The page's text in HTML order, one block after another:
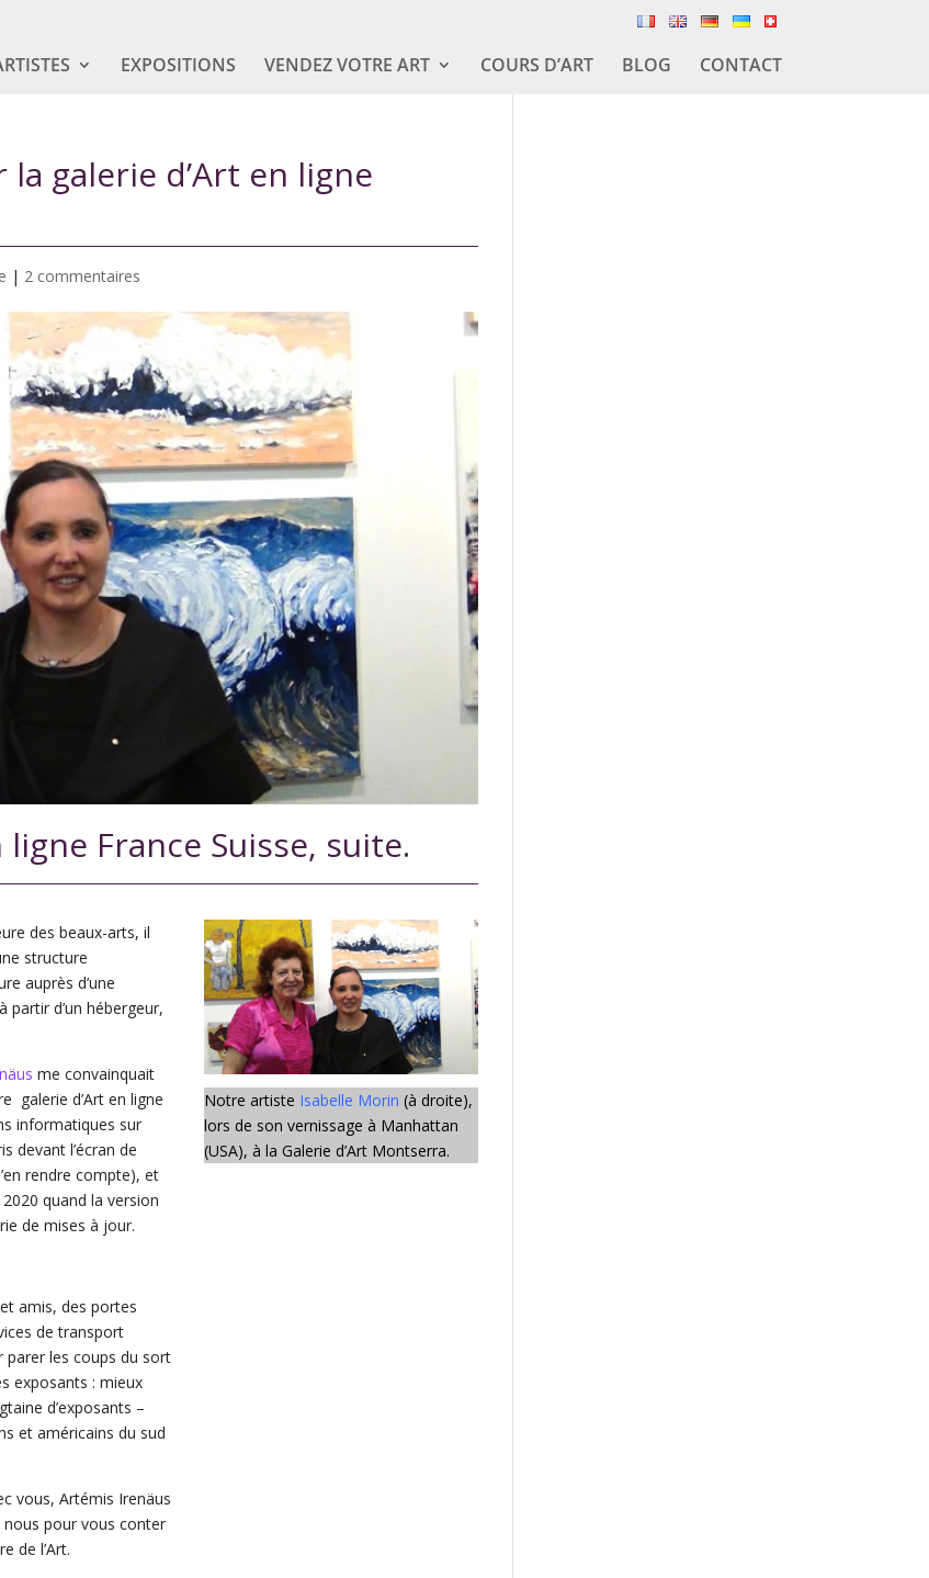
EXPOSITIONS VENDEZ VOTRE ART COURS D’ART BLOG CONTACT
galerie d’Art en ligne
| 2 commentaires
France Suisse, suite.
des beaux-arts, il
structure
auprès d’une
d’un hébergeur,
me convainquait
galerie d’Art en ligne
informatiques sur
devant l’écran de
rendre compte), et
quand la version
de mises à jour.
amis, des portes
de transport
les coups du sort
exposants : mieux
d’exposants –
et américains du sud
vous, Artémis Irenäus
nous pour vous conter
de l’Art.
Notre artiste Isabelle Morin (à droite),
lors de son vernissage à Manhattan
(USA), à la Galerie d’Art Montserra.